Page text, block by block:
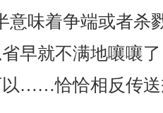
意味着争端或者杀
早就不满地嚷嚷
以……恰恰相反传